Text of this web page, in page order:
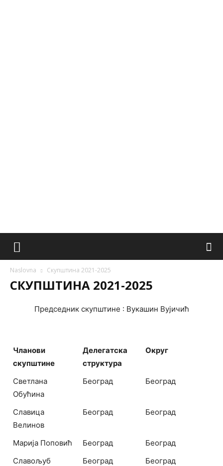
Naslovna Скупштина 2021-2025
СКУПШТИНА 2021-2025
Председник скупштине : Вукашин Вујичић
Чланови
скупштине
Делегатска
структура
Округ
Светлана
Обућина
Београд Београд
Славица
Велинов
Београд Београд
Марија Поповић Београд
Београд
Славољуб
Београд Београд